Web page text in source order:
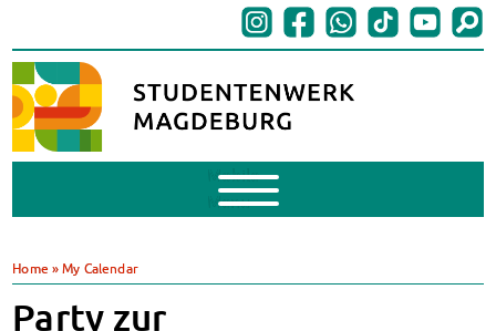
Mobile
Menu
BAföG beantragen
BAföG-FAQs
Dokumente
Home »My Calendar
Party zur